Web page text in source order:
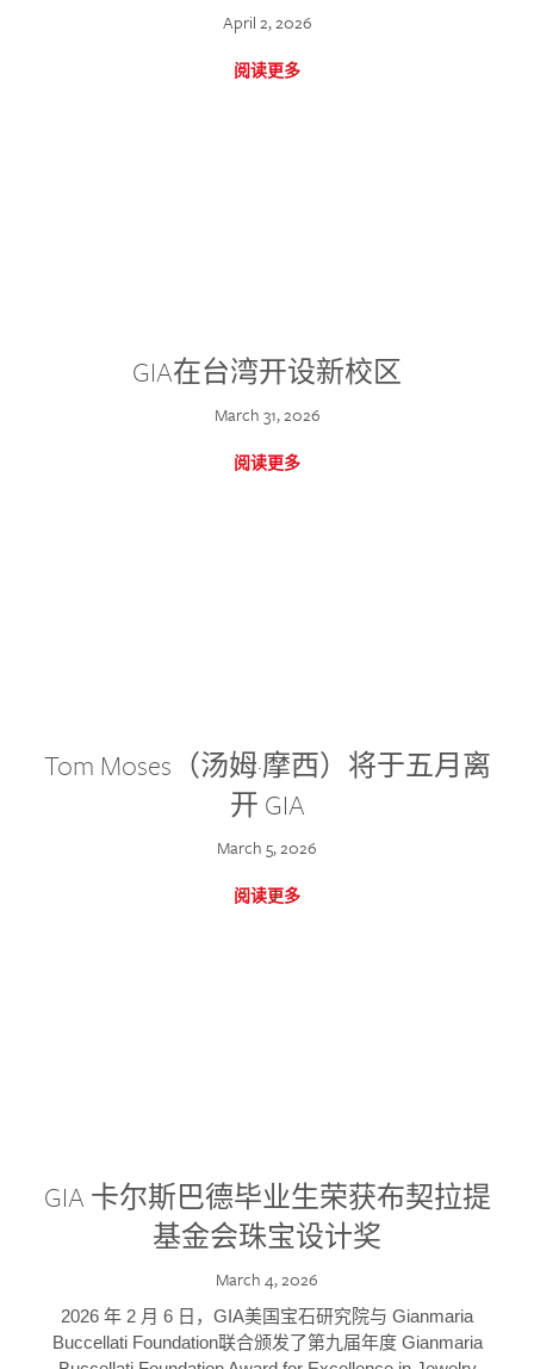
April 2, 2026
阅读更多
GIA在台湾开设新校区
March 31, 2026
阅读更多
Tom Moses（汤姆·摩西）将于五月离
开 GIA
March 5, 2026
阅读更多
GIA 卡尔斯巴德毕业生荣获布契拉提
基金会珠宝设计奖
March 4, 2026
2026 年 2 月 6 日，GIA美国宝石研究院与 Gianmaria
Buccellati Foundation联合颁发了第九届年度 Gianmaria